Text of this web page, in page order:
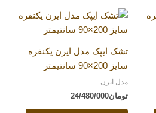
تشک ایپک مدل ایرن یکنفره
سایز 200×90 سانتیمتر
مدل ایرن
تومان24/480/000